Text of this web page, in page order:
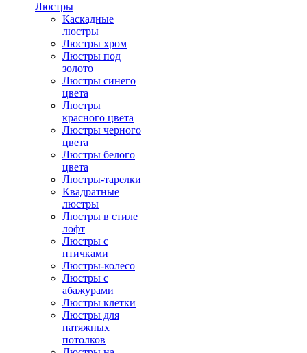
Люстры
Каскадные
люстры
Люстры хром
Люстры под
золото
Люстры синего
цвета
Люстры
красного цвета
Люстры черного
цвета
Люстры белого
цвета
Люстры-тарелки
Квадратные
люстры
Люстры в стиле
лофт
Люстры с
птичками
Люстры-колесо
Люстры с
абажурами
Люстры клетки
Люстры для
натяжных
потолков